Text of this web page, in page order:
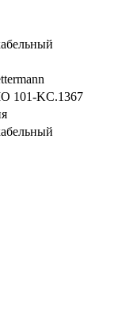
101-KC.1367